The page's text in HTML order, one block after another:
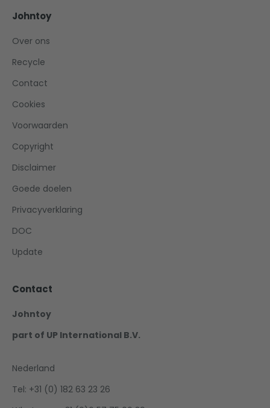
Johntoy
Over ons
Recycle
Contact
Cookies
Voorwaarden
Copyright
Disclaimer
Goede doelen
Privacyverklaring
DOC
Update
Contact
Johntoy
part of UP International B.V.
Nederland
Tel: +31 (0) 182 63 23 26